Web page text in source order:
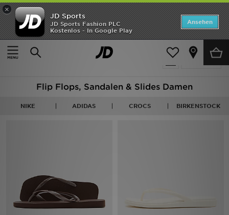
×
JD Sports
JD Sports Fashion PLC
Kostenlos - In Google Play
Ansehen
Startseite
Frauen Frauenschuhe Flip-Flops & Sandalen
verfeinern
91 Produkte
Flip Flops, Sandalen & Slides Damen
NIKE ADIDAS CROCS BIRKENSTOCK
Startseite
ANGEBOTE
Neuheiten
Herren
Bestsellers
JD Exklusives